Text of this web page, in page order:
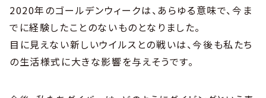
2020年のゴールデンウィークは、あらゆる意味で、今ま
でに経験したことのないものとなりました。
目に見えない新しいウイルスとの戦いは、今後も私たち
の生活様式に大きな影響を与えそうです。